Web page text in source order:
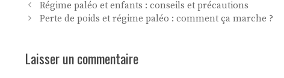
Régime paléo et enfants : conseils et précautions
Perte de poids et régime paléo : comment ça marche ?
Laisser un commentaire